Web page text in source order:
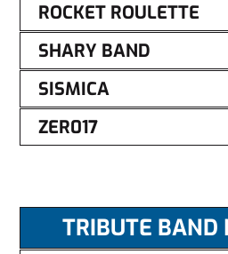
ROCKET ROULETTE
SHARY BAND
SISMICA
ZER017
TRIBUTE BAND